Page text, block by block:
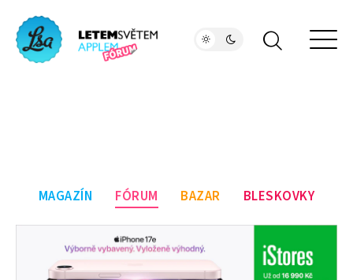
MAGAZÍN FÓRUM BAZAR BLESKOVKY